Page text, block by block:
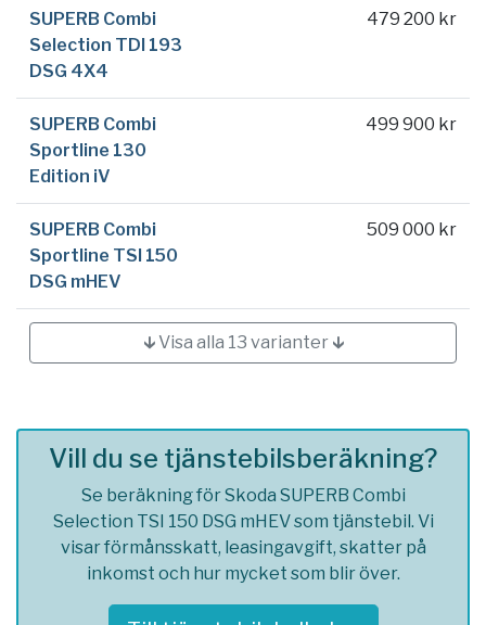
SUPERB Combi
Selection TDI 193
DSG 4X4
479 200 kr
SUPERB Combi
Sportline 130
Edition iV
499 900 kr
SUPERB Combi
Sportline TSI 150
DSG mHEV
509 000 kr
🡳 Visa alla 13 varianter 🡳
Vill du se tjänstebilsberäkning?
Se beräkning för Skoda SUPERB Combi
Selection TSI 150 DSG mHEV som tjänstebil. Vi
visar förmånsskatt, leasingavgift, skatter på
inkomst och hur mycket som blir över.